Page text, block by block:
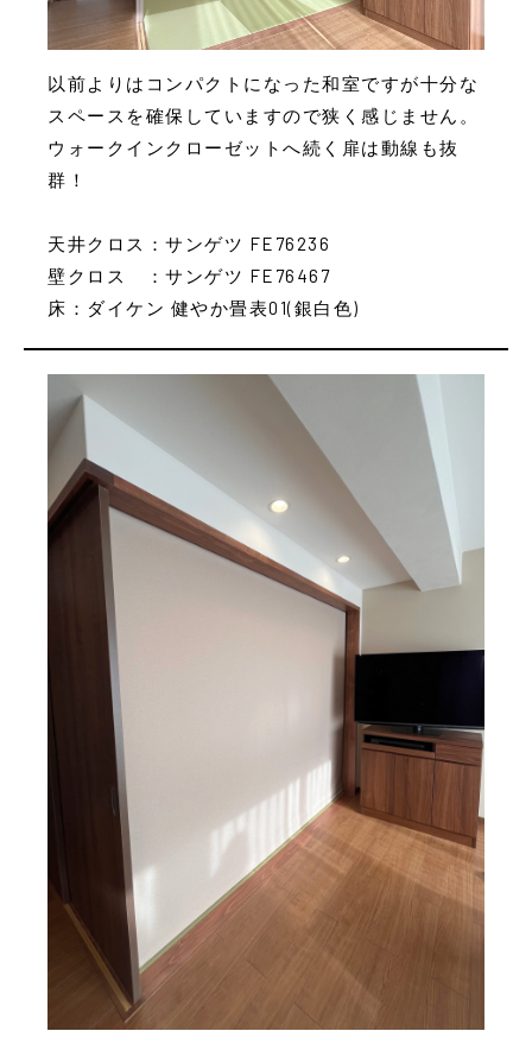
以前よりはコンパクトになった和室ですが十分な
スペースを確保していますので狭く感じません。
ウォークインクローゼットへ続く扉は動線も抜
群！
天井クロス：サンゲツ FE76236
壁クロス ：サンゲツ FE76467
床：ダイケン 健やか畳表01(銀白色)